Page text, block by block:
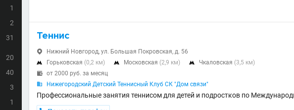
1
2
31
20
40
3
1
Теннис
 Нижний Новгород, ул. Большая Покровская, д. 56
 Горьковская (0,2 км)  Московская (2,9 км)  Чкаловская (3,5 км)
 от 2000 руб. за месяц
 Нижегородский Детский Теннисный Клуб СК "Дом связи"
Профессиональные занятия теннисом для детей и подростков по